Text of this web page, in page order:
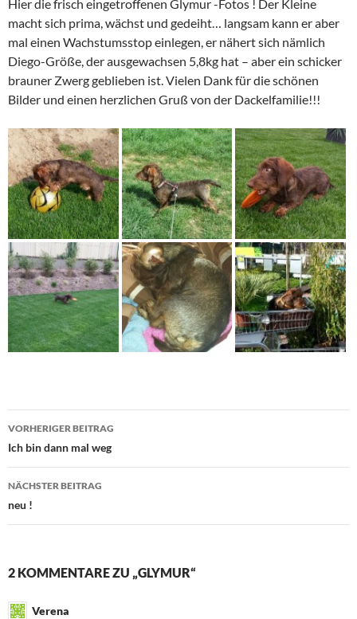
Hier die frisch eingetroffenen Glymur -Fotos ! Der Kleine
macht sich prima, wächst und gedeiht… langsam kann er aber
mal einen Wachstumsstop einlegen, er nähert sich nämlich
Diego-Größe, der ausgewachsen 5,8kg hat – aber ein schicker
brauner Zwerg geblieben ist. Vielen Dank für die schönen
Bilder und einen herzlichen Gruß von der Dackelfamilie!!!
Beitragsnavigation
VORHERIGER BEITRAG
Ich bin dann mal weg
NÄCHSTER BEITRAG
neu !
2 KOMMENTARE ZU „GLYMUR“
Verena